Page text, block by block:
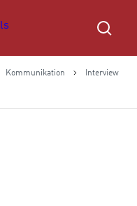
Kommunikation Interview